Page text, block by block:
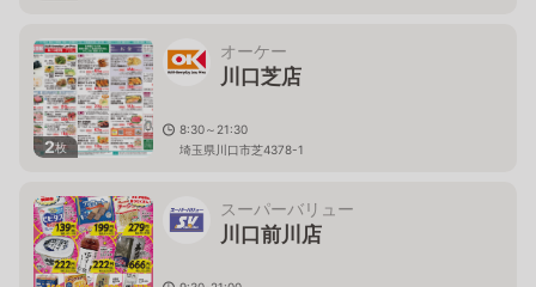
2枚
オーケー
川口芝店
8:30～21:30
埼玉県川口市芝4378-1
スーパーバリュー
川口前川店